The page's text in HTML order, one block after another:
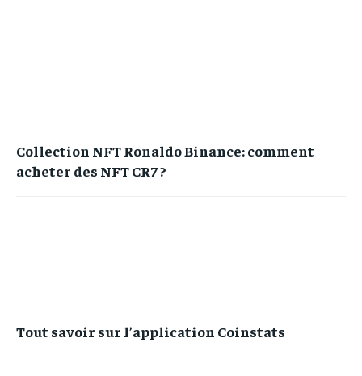
Collection NFT Ronaldo Binance: comment
acheter des NFT CR7 ?
Tout savoir sur l’application Coinstats